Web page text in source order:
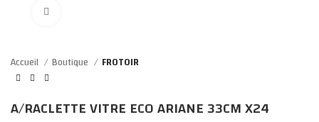
Accueil Boutique FROTOIR
A/RACLETTE VITRE ECO ARIANE 33CM X24